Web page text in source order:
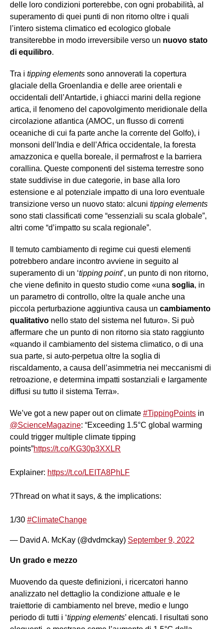
delle loro condizioni porterebbe, con ogni probabilità, al
superamento di quei punti di non ritorno oltre i quali
l’intero sistema climatico ed ecologico globale
transiterebbe in modo irreversibile verso un nuovo stato
di equilibro.
Tra i tipping elements sono annoverati la copertura
glaciale della Groenlandia e delle aree orientali e
occidentali dell’Antartide, i ghiacci marini della regione
artica, il fenomeno del capovolgimento meridionale della
circolazione atlantica (AMOC, un flusso di correnti
oceaniche di cui fa parte anche la corrente del Golfo), i
monsoni dell’India e dell’Africa occidentale, la foresta
amazzonica e quella boreale, il permafrost e la barriera
corallina. Queste componenti del sistema terrestre sono
state suddivise in due categorie, in base alla loro
estensione e al potenziale impatto di una loro eventuale
transizione verso un nuovo stato: alcuni tipping elements
sono stati classificati come “essenziali su scala globale”,
altri come “d’impatto su scala regionale”.
Il temuto cambiamento di regime cui questi elementi
potrebbero andare incontro avviene in seguito al
superamento di un ‘tipping point’, un punto di non ritorno,
che viene definito in questo studio come «una soglia, in
un parametro di controllo, oltre la quale anche una
piccola perturbazione aggiuntiva causa un cambiamento
qualitativo nello stato del sistema nel futuro». Si può
affermare che un punto di non ritorno sia stato raggiunto
«quando il cambiamento del sistema climatico, o di una
sua parte, si auto-perpetua oltre la soglia di
riscaldamento, a causa dell’asimmetria nei meccanismi di
retroazione, e determina impatti sostanziali e largamente
diffusi su tutto il sistema Terra».
We’ve got a new paper out on climate #TippingPoints in
@ScienceMagazine: “Exceeding 1.5°C global warming
could trigger multiple climate tipping
points”https://t.co/KG30p3XXLR
Explainer: https://t.co/LEITA8PhLF
?Thread on what it says, & the implications:
1/30 #ClimateChange
— David A. McKay (@dvdmckay) September 9, 2022
Un grado e mezzo
Muovendo da queste definizioni, i ricercatori hanno
analizzato nel dettaglio la condizione attuale e le
traiettorie di cambiamento nel breve, medio e lungo
periodo di tutti i ‘tipping elements’ elencati. I risultati sono